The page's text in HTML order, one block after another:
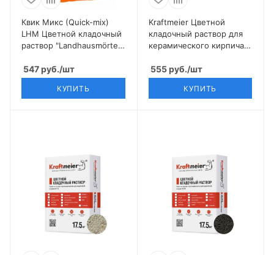
Квик Микс (Quick-mix)
LHM Цветной кладочный
раствор "Landhausmörtel",
547руб./шт
КУПИТЬ
Kraftmeier Цветной
кладочный раствор для
керамического кирпича с
белый CERAM ЗИМНИЙ
555руб./шт
КУПИТЬ